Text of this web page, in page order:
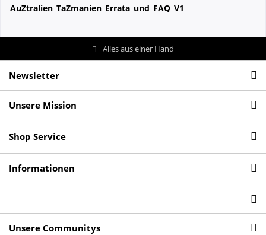
AuZtralien_TaZmanien_Errata_und_FAQ_V1
Alles aus einer Hand
Newsletter
Unsere Mission
Shop Service
Informationen
Unsere Communitys